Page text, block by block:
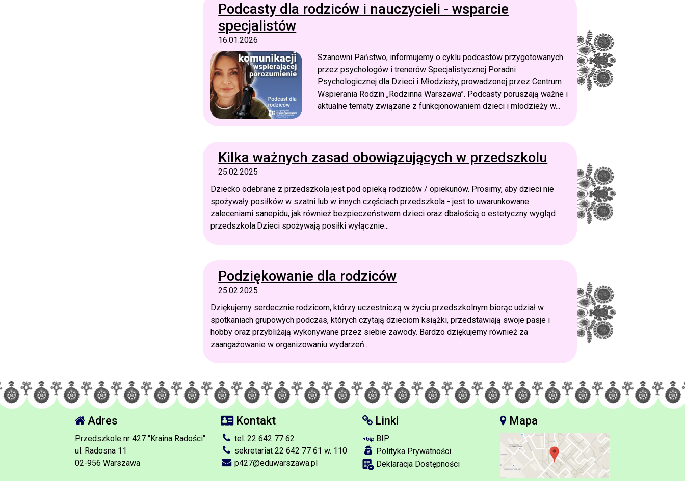
Podcasty dla rodziców i nauczycieli - wsparcie
specjalistów
16.01.2026
Szanowni Państwo, informujemy o cyklu podcastów przygotowanych
przez psychologów i trenerów Specjalistycznej Poradni
Psychologicznej dla Dzieci i Młodzieży, prowadzonej przez Centrum
Wspierania Rodzin „Rodzinna Warszawa”. Podcasty poruszają ważne i
aktualne tematy związane z funkcjonowaniem dzieci i młodzieży w...
Kilka ważnych zasad obowiązujących w przedszkolu
25.02.2025
Dziecko odebrane z przedszkola jest pod opieką rodziców / opiekunów. Prosimy, aby dzieci nie
spożywały posiłków w szatni lub w innych częściach przedszkola - jest to uwarunkowane
zaleceniami sanepidu, jak również bezpieczeństwem dzieci oraz dbałością o estetyczny wygląd
przedszkola.Dzieci spożywają posiłki wyłącznie...
Podziękowanie dla rodziców
25.02.2025
Dziękujemy serdecznie rodzicom, którzy uczestniczą w życiu przedszkolnym biorąc udział w
spotkaniach grupowych podczas, których czytają dzieciom książki, przedstawiają swoje pasje i
hobby oraz przybliżają wykonywane przez siebie zawody. Bardzo dziękujemy również za
zaangażowanie w organizowaniu wydarzeń...
Adres
Przedszkole nr 427 "Kraina Radości"
ul. Radosna 11
02-956 Warszawa
Kontakt
tel. 22 642 77 62
sekretariat 22 642 77 61 w. 110
p427@eduwarszawa.pl
Linki
BIP
Polityka Prywatności
Deklaracja Dostępności
Mapa